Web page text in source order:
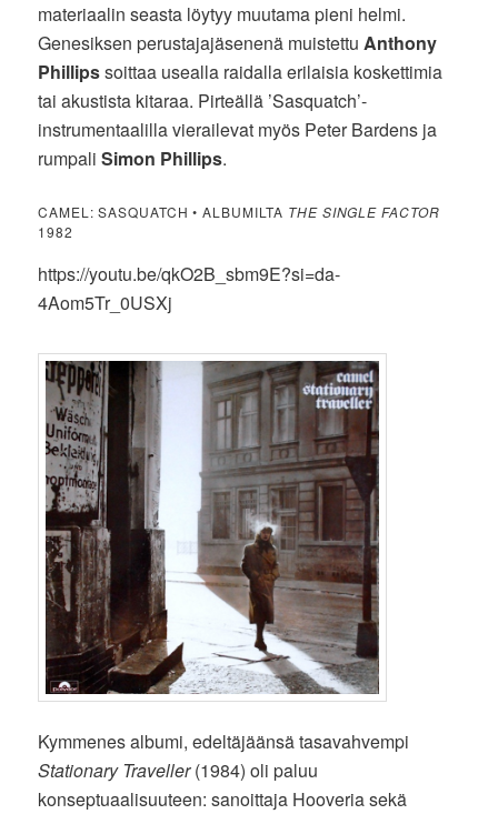
materiaalin seasta löytyy muutama pieni helmi.
Genesiksen perustajajäsenenä muistettuAnthony
Phillipssoittaa usealla raidalla erilaisia koskettimia
tai akustista kitaraa. Pirteällä ’Sasquatch’-
instrumentaalilla vierailevat myös Peter Bardens ja
rumpaliSimon Phillips.
CAMEL: SASQUATCH • ALBUMILTA THE SINGLE FACTOR
1982
https://youtu.be/qkO2B_sbm9E?si=da-
4Aom5Tr_0USXj
Kymmenes albumi, edeltäjäänsä tasavahvempi
Stationary Traveller(1984) oli paluu
konseptuaalisuuteen: sanoittaja Hooveria sekä